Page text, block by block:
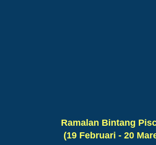
Ramalan Bintang
(19 Februari - 20